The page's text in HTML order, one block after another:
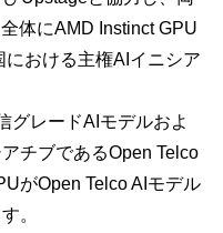
体にAMD Instinct GPU
おける主権AIイニシア
グレードAIモデルおよ
チブであるOpen Telco
がOpen Telco AIモデル
。